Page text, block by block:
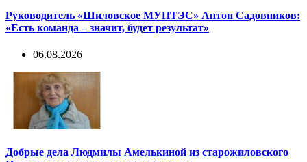
Руководитель «Шиловское МУПТЭС» Антон Садовников:
«Есть команда – значит, будет результат»
06.08.2026
Добрые дела Людмилы Амелькиной из старожиловского